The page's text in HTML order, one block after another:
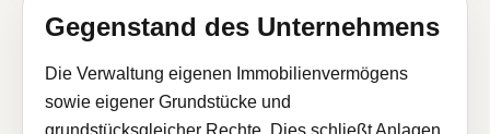
Gegenstand des Unternehmens
Die Verwaltung eigenen Immobilienvermögens
sowie eigener Grundstücke und
grundstücksgleicher Rechte. Dies schließt Anlagen